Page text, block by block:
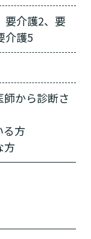
要介護2、要
介護5
師から診断さ
る方
方